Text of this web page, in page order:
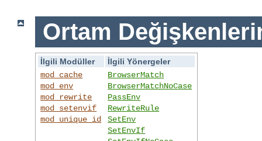
Ortam
İlgili Modüller
İlgili Yönergeler
mod_cache
mod_env
mod_rewrite
mod_setenvif
mod_unique_id
BrowserMatch
BrowserMatchNoCase
PassEnv
RewriteRule
SetEnv
SetEnvIf